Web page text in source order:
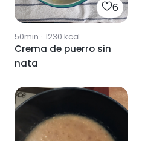
6
50min · 1230 kcal
Crema de puerro sin
nata